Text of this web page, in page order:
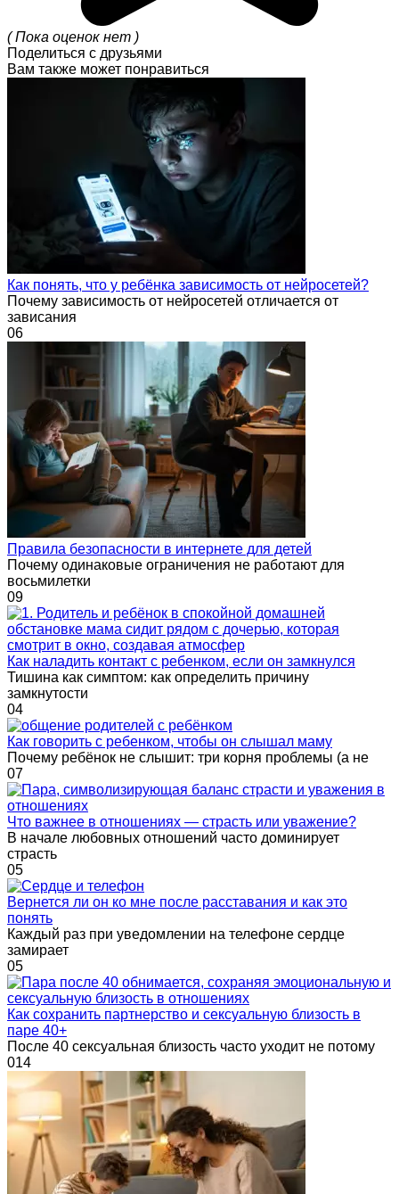
( Пока оценок нет )
Поделиться с друзьями
Вам также может понравиться
Как понять, что у ребёнка зависимость от нейросетей?
Почему зависимость от нейросетей отличается от
зависания
06
Правила безопасности в интернете для детей
Почему одинаковые ограничения не работают для
восьмилетки
09
Как наладить контакт с ребенком, если он замкнулся
Тишина как симптом: как определить причину
замкнутости
04
Как говорить с ребенком, чтобы он слышал маму
Почему ребёнок не слышит: три корня проблемы (а не
07
Что важнее в отношениях — страсть или уважение?
В начале любовных отношений часто доминирует
страсть
05
Вернется ли он ко мне после расставания и как это
понять
Каждый раз при уведомлении на телефоне сердце
замирает
05
Как сохранить партнерство и сексуальную близость в
паре 40+
После 40 сексуальная близость часто уходит не потому
014